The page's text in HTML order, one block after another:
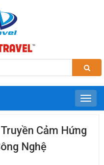
Cảm Hứng
Nghệ